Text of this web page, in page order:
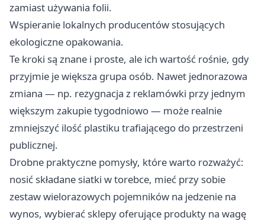
zamiast używania folii.
Wspieranie lokalnych producentów stosujących
ekologiczne opakowania.
Te kroki są znane i proste, ale ich wartość rośnie, gdy
przyjmie je większa grupa osób. Nawet jednorazowa
zmiana — np. rezygnacja z reklamówki przy jednym
większym zakupie tygodniowo — może realnie
zmniejszyć ilość plastiku trafiającego do przestrzeni
publicznej.
Drobne praktyczne pomysły, które warto rozważyć:
nosić składane siatki w torebce, mieć przy sobie
zestaw wielorazowych pojemników na jedzenie na
wynos, wybierać sklepy oferujące produkty na wagę